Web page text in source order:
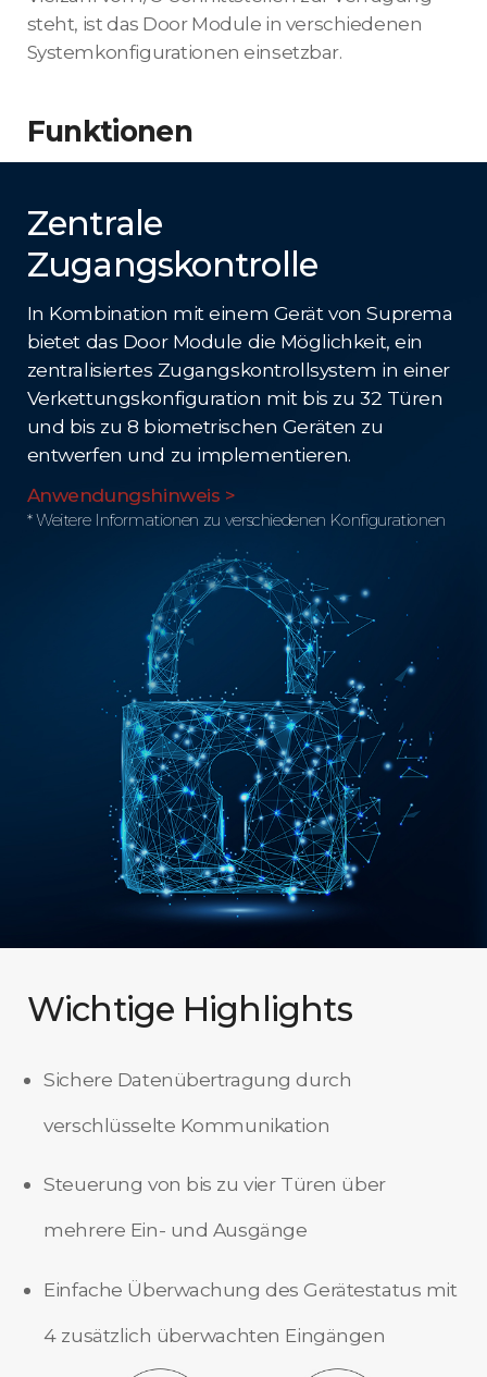
steht, ist das Door Module in verschiedenen
Systemkonfigurationen einsetzbar.
Funktionen
Zentrale
Zugangskontrolle
In Kombination mit einem Gerät von Suprema
bietet das Door Module die Möglichkeit, ein
zentralisiertes Zugangskontrollsystem in einer
Verkettungskonfiguration mit bis zu 32 Türen
und bis zu 8 biometrischen Geräten zu
entwerfen und zu implementieren.
Anwendungshinweis >
* Weitere Informationen zu verschiedenen Konfigurationen
Wichtige Highlights
Sichere Datenübertragung durch
verschlüsselte Kommunikation
Steuerung von bis zu vier Türen über
mehrere Ein- und Ausgänge
Einfache Überwachung des Gerätestatus mit
4 zusätzlich überwachten Eingängen